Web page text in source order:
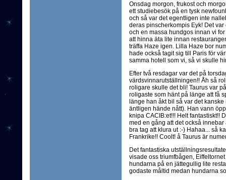
Onsdag morgon, frukost och
ett studiebesök på en tysk
och så var det egentligen inte
deras pinscherkompis Eyk! Det
och en massa hundgos innan vi
att hinna äta lite innan
träffa Haze igen. Lilla Haze bor
hade också tagit sig till Paris för
samma hotell som vi, så vi skulle
Efter två resdagar var det på
värdsvinnarutställningen!! Åh så
roligare skulle det bli! Taurus var
roligaste som hänt på länge att få
länge han åkt bil så var det
äntligen hände nått). Han vann
knipa CACIB:et!!! Helt fantastiskt!!
med en gång att det också
bra tag att klura ut :-) Hahaa... så
Frankrike!! Coolt! å Taurus är
Det fantastiska
visade oss triumfbågen,
hundarna på en jättegullig lite
godaste måltid medan hundarna